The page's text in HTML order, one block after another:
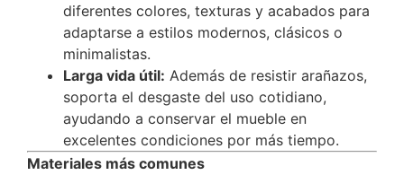
diferentes colores, texturas y acabados para
adaptarse a estilos modernos, clásicos o
minimalistas.
Larga vida útil: Además de resistir arañazos,
soporta el desgaste del uso cotidiano,
ayudando a conservar el mueble en
excelentes condiciones por más tiempo.
Materiales más comunes